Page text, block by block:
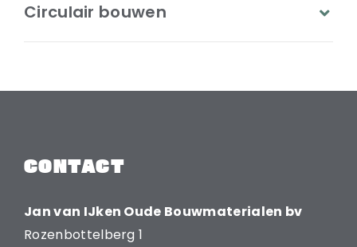
Circulair bouwen
CONTACT
Jan van IJken Oude Bouwmaterialen bv
Rozenbottelberg 1